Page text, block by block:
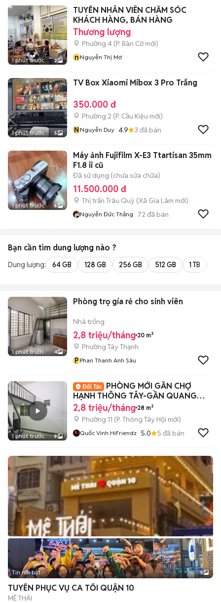
1 phút trước 2
TUYỂN NHÂN VIÊN CHĂM SÓC
KHÁCH HÀNG, BÁN HÀNG
Thương lượng
Phường 4 (P. Bàn Cờmới)
nNguyễn Thị Mơ
1 phút trước 5
TV Box Xiaomi Mibox 3 Pro Trắng
350.000 đ
Phường 2 (P. Cầu Kiệu mới)
NNguyễn Duy 4.9 3 đã bán
1 phút trước 6
Máy ảnh Fujifilm X-E3 Ttartisan 35mm
F1.8 ii cũ
Đã sử dụng (chưa sửa chữa)
11.500.000 đ
Thị trấn Trâu Quỳ (Xã Gia Lâm mới)
Nguyễn Đức Thắng 72 đã bán
Bạn cần tìm dung lượng nào ?
Dung lượng: 64 GB 128 GB 256 GB 512 GB 1 TB
1 phút trước 4
Phòng trọ gía rẻ cho sinh viên
Nhà trống
2,8 triệu/tháng 20 m²
Phường Tây Thạnh
P Phan Thanh Anh Sâu
1 phút trước 9
PHÒNG MỚI GẦN CHỢ
HẠNH THÔNG TÂY-GẦN QUANG
TRUNG-PHÒNG MỚI KENG
2,8 triệu/tháng 28 m²
Phường 11 (P. Thông Tây Hội mới)
Quốc Vinh HiFriendz 5.0 5 đã bán
Tin nổi bật 5
TUYỂN PHỤC VỤ CA TỐI QUẬN 10
MÊ THÁI